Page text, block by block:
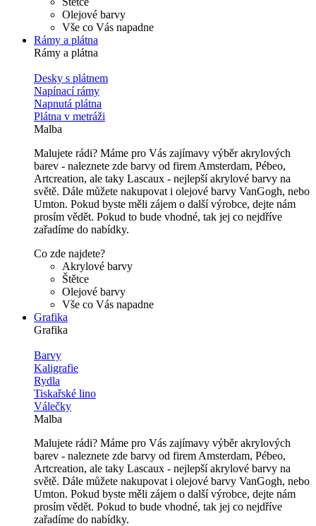
Olejové barvy
Vše co Vás napadne
Rámy a plátna
Rámy a plátna
Desky s plátnem
Napínací rámy
Napnutá plátna
Plátna v metráži
Malba
Malujete rádi? Máme pro Vás zajímavy výběr akrylových
barev - naleznete zde barvy od firem Amsterdam, Pébeo,
Artcreation, ale taky Lascaux - nejlepší akrylové barvy na
světě. Dále můžete nakupovat i olejové barvy VanGogh, nebo
Umton. Pokud byste měli zájem o další výrobce, dejte nám
prosím vědět. Pokud to bude vhodné, tak jej co nejdříve
zařadíme do nabídky.
Co zde najdete?
Akrylové barvy
Štětce
Olejové barvy
Vše co Vás napadne
Grafika
Grafika
Barvy
Kaligrafie
Rydla
Tiskařské lino
Válečky
Malba
Malujete rádi? Máme pro Vás zajímavy výběr akrylových
barev - naleznete zde barvy od firem Amsterdam, Pébeo,
Artcreation, ale taky Lascaux - nejlepší akrylové barvy na
světě. Dále můžete nakupovat i olejové barvy VanGogh, nebo
Umton. Pokud byste měli zájem o další výrobce, dejte nám
prosím vědět. Pokud to bude vhodné, tak jej co nejdříve
zařadíme do nabídky.